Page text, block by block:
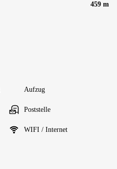
459 m
Aufzug
Poststelle
WIFI / Internet